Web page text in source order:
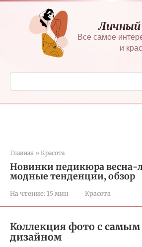
Перейти
контенту
Все самое
и
Поиск:
Главная » Красота
Новинки педикюра весна-
модные тенденции, обзор
На чтение: 15 мин Красота
Коллекция фото с
дизайном